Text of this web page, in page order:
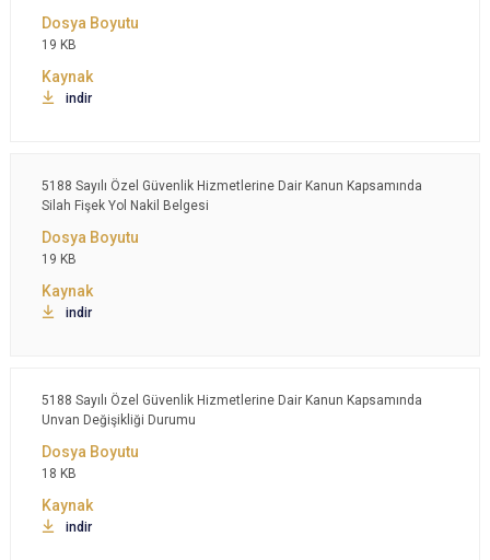
19 KB
indir
5188 Sayılı Özel Güvenlik Hizmetlerine Dair Kanun Kapsamında
Silah Fişek Yol Nakil Belgesi
19 KB
indir
5188 Sayılı Özel Güvenlik Hizmetlerine Dair Kanun Kapsamında
Unvan Değişikliği Durumu
18 KB
indir